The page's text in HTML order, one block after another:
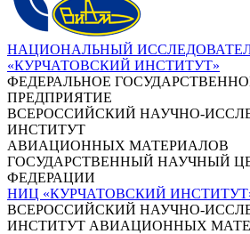
НАЦИОНАЛЬНЫЙ
«КУРЧАТОВСКИЙ ИНСТИТУТ»
ФЕДЕРАЛЬНОЕ
ПРЕДПРИЯТИЕ
ВСЕРОССИЙСКИЙ НАУЧНО-
ИНСТИТУТ
АВИАЦИОННЫХ МАТЕРИАЛОВ
ГОСУДАРСТВЕННЫЙ НАУЧНЫЙ
ФЕДЕРАЦИИ
НИЦ «КУРЧАТОВСКИЙ
ВСЕРОССИЙСКИЙ НАУЧНО-
ИНСТИТУТ АВИАЦИОННЫХ